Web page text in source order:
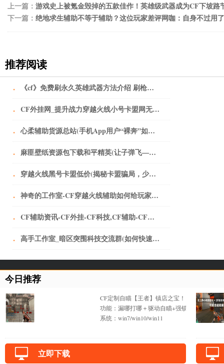
上一篇： 游戏史上被氪金毁掉的五款佳作！英雄级武器成为CF下坡路
下一篇： 绝地求生辅助不等于辅助？这位玩家差评网咖：自身不过用
推荐阅读
· 《cf》免费刷永久英雄武器方法介绍 刷枪最新工具分享
· CF外挂网_提升战力穿越火线小号卡盟网无人不知无人不晓。
· 心柔辅助货源总站(手机App用户“裸奔”如何破？从细化个人授权上加以规范)
· 麻匪壁纸资源包下载和平精英(让子弹飞——黄老爷离不开鹅城)
· 穿越火线黑号卡盟低价(揭秘卡盟骗局，少年，醒醒吧！)
· 神奇的工作室-CF穿越火线辅助如何给玩家刺激的快感？-神奇的工作室-CF穿越火线辅助如何给玩家刺激的快感？-问题解答-三明神奇的工作室-三明CF辅助-三明CF外挂-三明CF透视-三明CF自瞄-三明CF
· CF辅助资讯-CF外挂-CF科技,CF辅助-CF辅助可以在虚拟机里面玩吗
· 高手工作室_暗区突围科技交流群(如何快速上手硬核手游《暗区突围》，虎牙主播伯爵教学，老6打法)
今日推荐
CF定制自瞄【王者】镇店之宝！
功能：漏哪打哪＋驱动自瞄+强锁不抖+一键锁
系统：win7/win10/win11
立即下载